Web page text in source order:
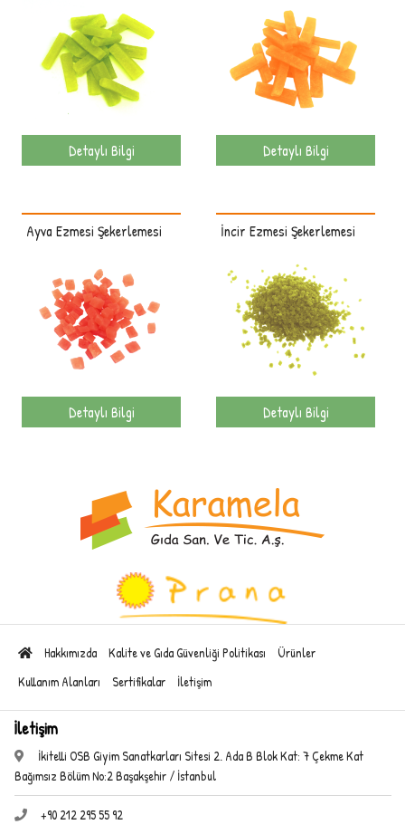
Detaylı Bilgi Detaylı Bilgi
Ayva Ezmesi Şekerlemesi
Detaylı Bilgi
İncir Ezmesi Şekerlemesi
Detaylı Bilgi
Hakkımızda Kalite ve Gıda Güvenliği Politikası
Ürünler
Kullanım Alanları
Sertifikalar İletişim
İletişim
İkitelli OSB Giyim Sanatkarları Sitesi 2. Ada B Blok Kat: 7 Çekme Kat
Bağımsız Bölüm No:2 Başakşehir / İstanbul
+90 212 295 55 92